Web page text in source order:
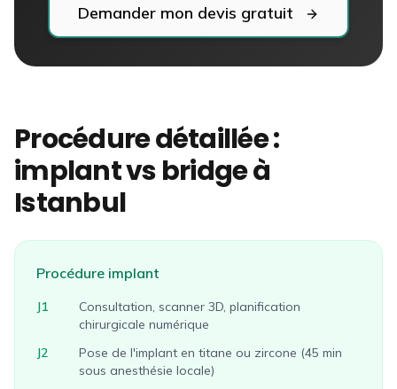
Demander mon devis gratuit
Procédure détaillée :
implant vs bridge à
Istanbul
Procédure implant
J1
Consultation, scanner 3D, planification
chirurgicale numérique
J2
Pose de l'implant en titane ou zircone (45 min
sous anesthésie locale)